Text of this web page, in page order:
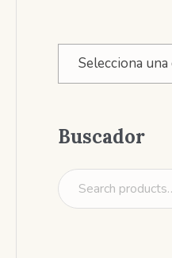
Selecciona
Buscador